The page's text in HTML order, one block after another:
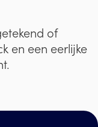
of
en een eerlijke